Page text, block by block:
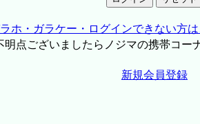
ホ・ガラケー・ログインできない方
点ございましたらノジマの携帯コー
新規会員登録